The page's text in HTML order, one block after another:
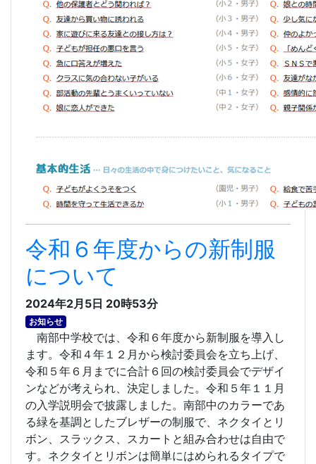
令和６年度からの新制服
について
2024年2月5日 20時53分
お知らせ
南部中学校では、令和６年度から新制服を導入し
ます。令和４年１２月から検討委員会を立ち上げ、
令和５年６月までに合計６回の検討委員会でデザイ
ンなどが考えられ、決定しました。令和５年１１月
の入学説明会で披露しました。南部中のカラーであ
る緑を基調としたブレザーの制服で、ネクタイとリ
ボン、スラックス、スカートと組み合わせは自由で
す。ネクタイとリボンは簡単にはめられるタイプで